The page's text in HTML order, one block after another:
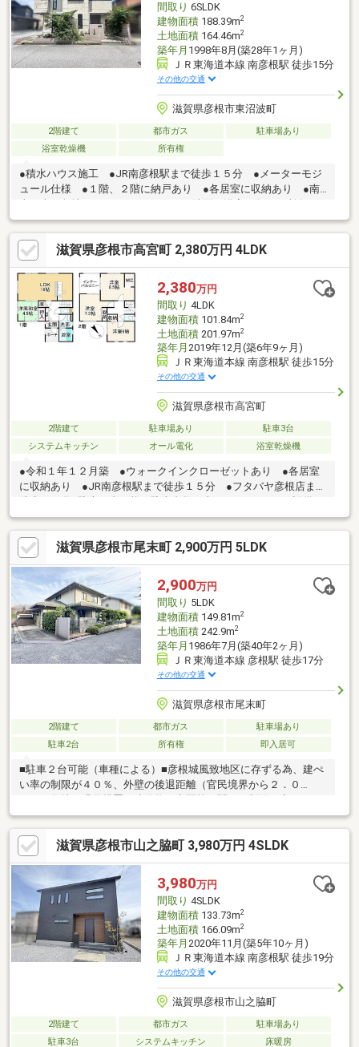
間取り 6SLDK
建物面積188.39m2
土地面積164.46m2
築年月 1998年8月(築28年1ヶ月)
ＪＲ東海道本線 南彦根駅 徒歩15分
その他の交通
滋賀県彦根市東沼波町
2階建て 都市ガス
駐車場あり
浴室乾燥機
所有権
●積水ハウス施工 ●JR南彦根駅まで徒歩１５分 ●メーターモジ
ュール仕様 ●１階、２階に納戸あり ●各居室に収納あり ●南
東、南西角地 ●キッチン・トイレ・洗面・浴室：各２ヶ所有
り ●１階和室約７．５帖に堀こたつあり■任意売却のため、債権
者の抹消同意要す ■売主の契約不適合責任免責 ■積水ハウス施
工 ■メーターモジュール仕様 ■駐車１台可能（駐車台数は車種
による。） ■下水道：敷地内に引込あり（未接続）■設備：電
気、側溝、都市ガス、公営水道、汚水-個別浄化槽、雑排水-個別
浄化槽、追焚機能、浴室乾燥機、温水洗浄便座、トイレ２ヶ所、
シャッター雨戸、複層ガラス、掘りごたつ
滋賀県彦根市高宮町 2,380万円 4LDK
2,380万円
間取り 4LDK
建物面積101.84m2
土地面積201.97m2
築年月 2019年12月(築6年9ヶ月)
ＪＲ東海道本線 南彦根駅 徒歩15分
その他の交通
滋賀県彦根市高宮町
2階建て 駐車場あり
駐車3台
システムキッチン
オール電化 浴室乾燥機
●令和１年１２月築 ●ウォークインクローゼットあり ●各居室
に収納あり ●JR南彦根駅まで徒歩１５分 ●フタバヤ彦根店まで
電気、側溝、公営水道、汚水-本下水、雑排水-本下水、浴室乾燥
機、温水洗浄便座、トイレ２ヶ所、ＩＨクッキングヒータ、カウ
ンターキッチン、システムキッチン、床下収納、Ｗクロゼット、
シャッター雨戸、オール電化、エアコン、ルーフバルコニー
滋賀県彦根市尾末町 2,900万円 5LDK
2,900万円
間取り 5LDK
建物面積149.81m2
土地面積242.9m2
築年月 1986年7月(築40年2ヶ月)
ＪＲ東海道本線 彦根駅 徒歩17分
その他の交通
滋賀県彦根市尾末町
2階建て 都市ガス
駐車場あり
駐車2台
所有権 即入居可
■駐車２台可能（車種による）■彦根城風致地区に存ずる為、建ぺ
い率の制限が４０％、外壁の後退距離（官民境界から２．０
ｍ）、敷地の緑化措置、建築物の意匠等に関する制限が定められ
ています。■空家につき内覧可能です■リフォーム済／◎平成２３
年４月：【１階西側和室】建具貼替、畳入替、【LDK】クロス貼
替、【トイレ】改修、【１階東側和室】畳入替、キッチン撤去、
【２階洋室】２室クローゼット宅へ改造、建具更新、クロス貼
替、◎平成１９年１月：複層ガラス化、【浴室・洗面室】リフォ
ーム、◎平成１６年６月：屋根葺替、外壁塗装、駐車場拡張、カ
ーポート設置、白蟻予防工事、◎平成１１年１０月：オール電化
滋賀県彦根市山之脇町 3,980万円 4SLDK
3,980万円
間取り 4SLDK
建物面積133.73m2
土地面積166.09m2
築年月 2020年11月(築5年10ヶ月)
ＪＲ東海道本線 南彦根駅 徒歩19分
その他の交通
滋賀県彦根市山之脇町
2階建て 都市ガス
駐車場あり
駐車3台
システムキッチン 床暖房